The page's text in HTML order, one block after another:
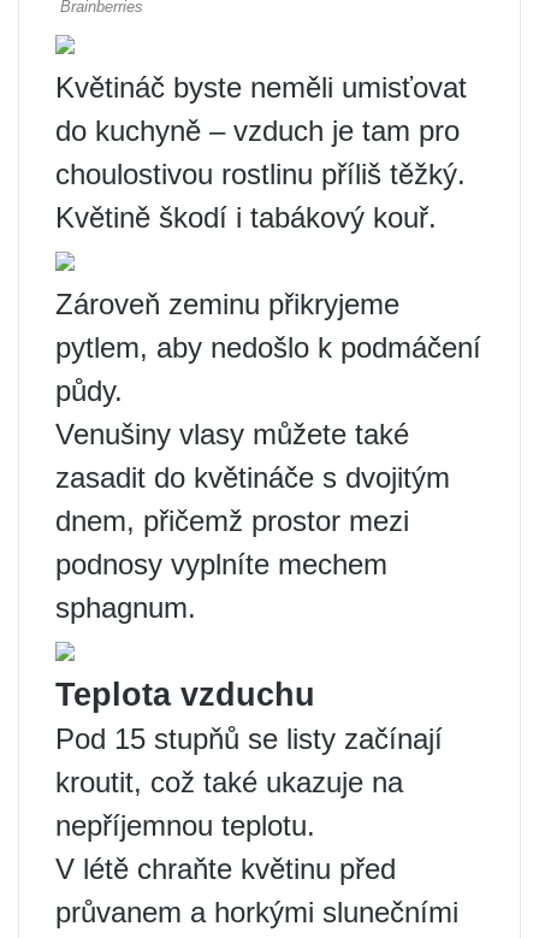
Květináč byste neměli umisťovat
do kuchyně – vzduch je tam pro
choulostivou rostlinu příliš těžký.
Květině škodí i tabákový kouř.
Zároveň zeminu přikryjeme
pytlem, aby nedošlo k podmáčení
půdy.
Venušiny vlasy můžete také
zasadit do květináče s dvojitým
dnem, přičemž prostor mezi
podnosy vyplníte mechem
sphagnum.
Teplota vzduchu
Pod 15 stupňů se listy začínají
kroutit, což také ukazuje na
nepříjemnou teplotu.
V létě chraňte květinu před
průvanem a horkými slunečními